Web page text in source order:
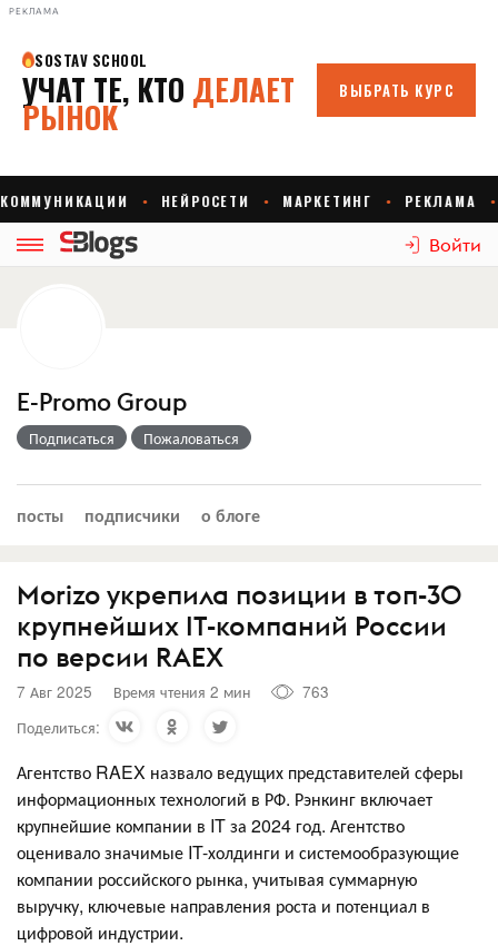
РЕКЛАМА
Войти
E-Promo Group
Подписаться Пожаловаться
посты подписчики о блоге
Morizo укрепила позиции в топ-30
крупнейших IT-компаний России
по версии RAEX
7 Авг 2025 Время чтения 2 мин
763
Поделиться:
Агентство RAEX назвало ведущих представителей сферы
информационных технологий в РФ. Рэнкинг включает
крупнейшие компании в IT за 2024 год. Агентство
оценивало значимые IT-холдинги и системообразующие
компании российского рынка, учитывая суммарную
выручку, ключевые направления роста и потенциал в
цифровой индустрии.